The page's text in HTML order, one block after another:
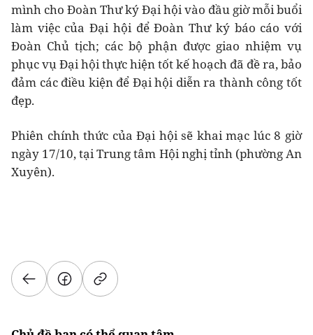
mình cho Đoàn Thư ký Đại hội vào đầu giờ mỗi buổi
làm việc của Đại hội để Đoàn Thư ký báo cáo với
Đoàn Chủ tịch; các bộ phận được giao nhiệm vụ
phục vụ Đại hội thực hiện tốt kế hoạch đã đề ra, bảo
đảm các điều kiện để Đại hội diễn ra thành công tốt
đẹp.
Phiên chính thức của Đại hội sẽ khai mạc lúc 8 giờ
ngày 17/10, tại Trung tâm Hội nghị tỉnh (phường An
Xuyên).